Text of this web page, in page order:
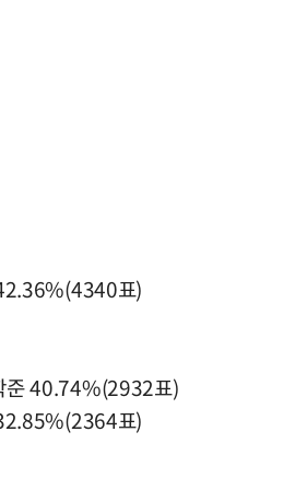
표)
준 40.74%(2932표)
표)